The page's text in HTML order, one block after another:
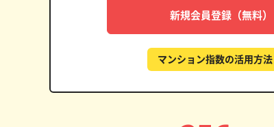
新規会員登録（無料）
マンション指数の活用方法